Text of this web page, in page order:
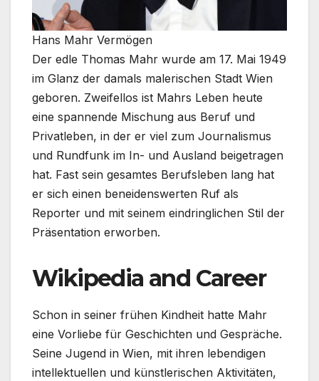
Hans Mahr Vermögen
Der edle Thomas Mahr wurde am 17. Mai 1949
im Glanz der damals malerischen Stadt Wien
geboren. Zweifellos ist Mahrs Leben heute
eine spannende Mischung aus Beruf und
Privatleben, in der er viel zum Journalismus
und Rundfunk im In- und Ausland beigetragen
hat. Fast sein gesamtes Berufsleben lang hat
er sich einen beneidenswerten Ruf als
Reporter und mit seinem eindringlichen Stil der
Präsentation erworben.
Wikipedia and Career
Schon in seiner frühen Kindheit hatte Mahr
eine Vorliebe für Geschichten und Gespräche.
Seine Jugend in Wien, mit ihren lebendigen
intellektuellen und künstlerischen Aktivitäten,